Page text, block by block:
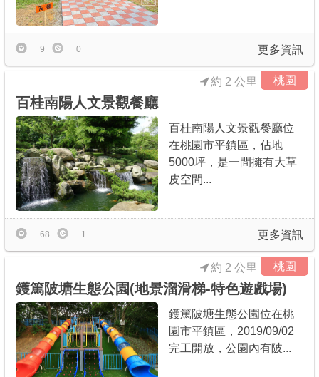
更多資訊
9 0
桃園
百桂南陽人文景觀餐廳
約 2 公里
百桂南陽人文景觀餐廳位
在桃園市平鎮區，佔地
5000坪，是一間擁有大草
皮空間...
更多資訊
68 1
桃園
鑊篤陂塘生態公園(地景溜滑梯-特色遊戲場)
約 2 公里
鑊篤陂塘生態公園位在桃
園市平鎮區，2019/09/02
完工開放，公園內有陂...